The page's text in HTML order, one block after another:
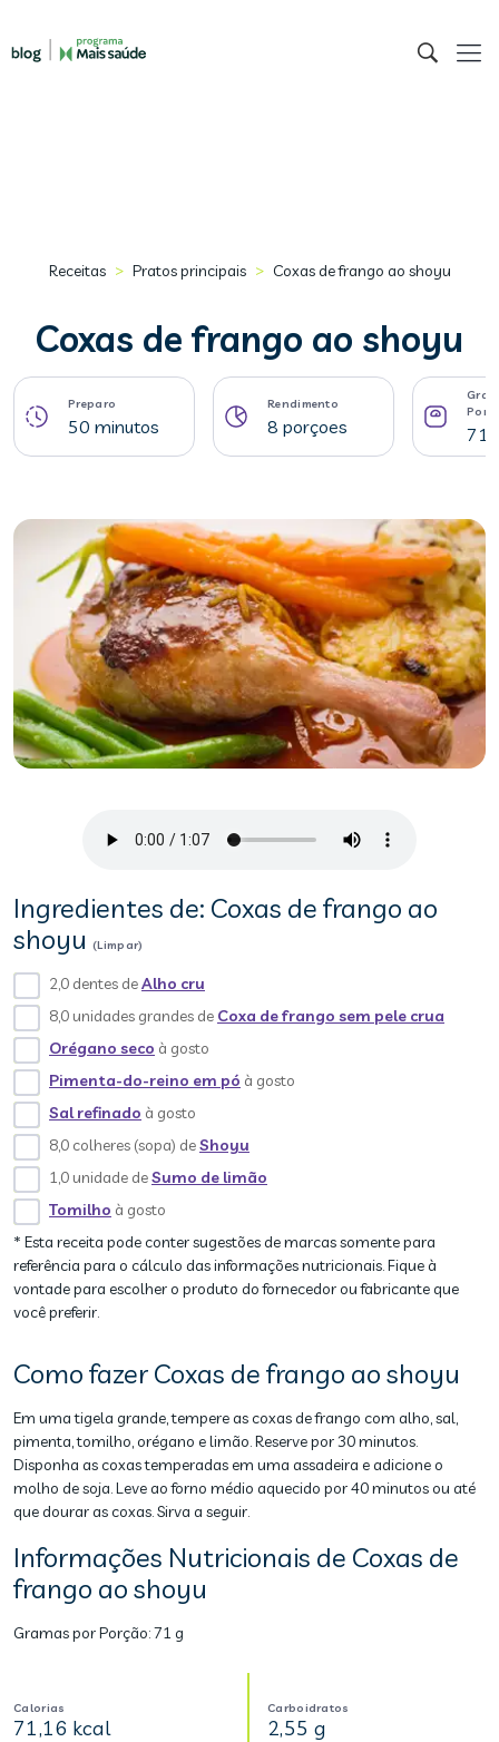
Receitas > Pratos principais > Coxas de frango ao shoyu
Coxas de frango ao shoyu
Preparo
50 minutos
Rendimento
8 porçoes 71
Ingredientes de: Coxas de frango ao
shoyu (Limpar)
2,0 dentes deAlho cru
8,0 unidades grandes de Coxa de frango sem pele crua
Orégano seco à gosto
Pimenta-do-reino em pó à gosto
Sal refinado à gosto
8,0 colheres (sopa) deShoyu
1,0 unidade deSumo de limão
Tomilho à gosto
* Esta receita pode conter sugestões de marcas somente para
referência para o cálculo das informações nutricionais. Fique à
vontade para escolher o produto do fornecedor ou fabricante que
você preferir.
Como fazer Coxas de frango ao shoyu
Em uma tigela grande, tempere as coxas de frango com alho, sal,
pimenta, tomilho, orégano e limão. Reserve por 30 minutos.
Disponha as coxas temperadas em uma assadeira e adicione o
molho de soja. Leve ao forno médio aquecido por 40 minutos ou até
que dourar as coxas. Sirva a seguir.
Informações Nutricionais de Coxas de
frango ao shoyu
Gramas por Porção:71 g
Calorias
71,16 kcal
Carboidratos
2,55 g